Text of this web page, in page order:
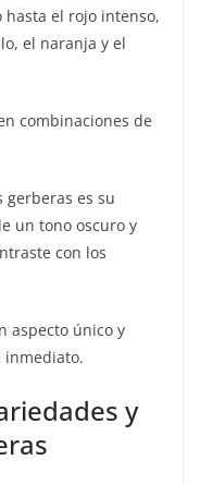
hasta el rojo intenso,
el naranja y el
combinaciones de
es su
un tono oscuro y
con los
aspecto único y
inmediato.
y